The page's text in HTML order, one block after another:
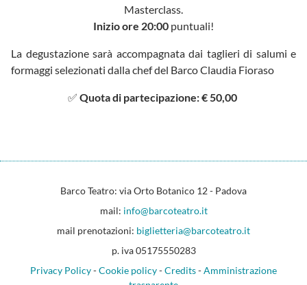
Masterclass.
Inizio ore 20:00 puntuali!
La degustazione sarà accompagnata dai taglieri di salumi e
formaggi selezionati dalla chef del Barco Claudia Fioraso
✅ Quota di partecipazione: € 50,00
Barco Teatro: via Orto Botanico 12 - Padova
mail: info@barcoteatro.it
mail prenotazioni: biglietteria@barcoteatro.it
p. iva 05175550283
Privacy Policy-Cookie policy-Credits-Amministrazione